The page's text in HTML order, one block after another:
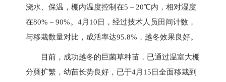
浇水、保温，棚内温度控制在5－20℃内，相对湿度
在80%－90%。4月10日，经过技术人员田间计数，
与移栽数量对比，成活率达95.8%，越冬效果良好。
目前，成功越冬的巨菌草种苗，已通过温室大棚
分蘖扩繁，幼苗长势良好，已于4月15日全面移栽到